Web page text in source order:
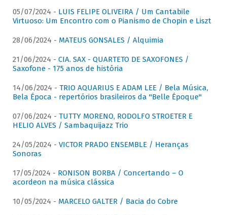
05/07/2024 - LUIS FELIPE OLIVEIRA / Um Cantabile
Virtuoso: Um Encontro com o Pianismo de Chopin e Liszt
28/06/2024 - MATEUS GONSALES / Alquimia
21/06/2024 - CIA. SAX - QUARTETO DE SAXOFONES /
Saxofone - 175 anos de história
14/06/2024 - TRIO AQUARIUS E ADAM LEE / Bela Música,
Bela Época - repertórios brasileiros da "Belle Époque"
07/06/2024 - TUTTY MORENO, RODOLFO STROETER E
HELIO ALVES / Sambaquijazz Trio
24/05/2024 - VICTOR PRADO ENSEMBLE / Heranças
Sonoras
17/05/2024 - RONISON BORBA / Concertando – O
acordeon na música clássica
10/05/2024 - MARCELO GALTER / Bacia do Cobre